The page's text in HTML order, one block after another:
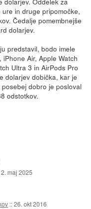
in druge pripomočke,
Čedalje pomembnejše
dolarjev.
predstavil, bodo imele
Air, Apple Watch
Ultra 3 in AirPods Pro
dolarjev dobička, kar je
dobro je posloval
odstotkov.
2. maj 2025
::26. okt 2016